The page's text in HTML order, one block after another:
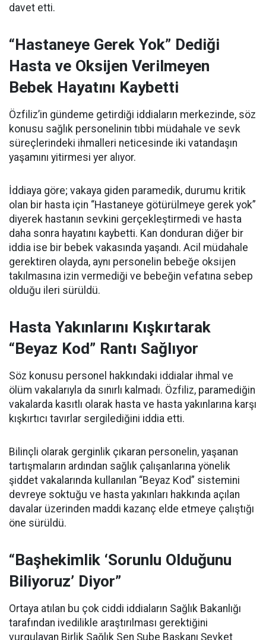
davet etti.
“Hastaneye Gerek Yok” Dediği
Hasta ve Oksijen Verilmeyen
Bebek Hayatını Kaybetti
Özfiliz’in gündeme getirdiği iddiaların merkezinde, söz
konusu sağlık personelinin tıbbi müdahale ve sevk
süreçlerindeki ihmalleri neticesinde iki vatandaşın
yaşamını yitirmesi yer alıyor.
İddiaya göre; vakaya giden paramedik, durumu kritik
olan bir hasta için “Hastaneye götürülmeye gerek yok”
diyerek hastanın sevkini gerçekleştirmedi ve hasta
daha sonra hayatını kaybetti. Kan donduran diğer bir
iddia ise bir bebek vakasında yaşandı. Acil müdahale
gerektiren olayda, aynı personelin bebeğe oksijen
takılmasına izin vermediği ve bebeğin vefatına sebep
olduğu ileri sürüldü.
Hasta Yakınlarını Kışkırtarak
“Beyaz Kod” Rantı Sağlıyor
Söz konusu personel hakkındaki iddialar ihmal ve
ölüm vakalarıyla da sınırlı kalmadı. Özfiliz, paramediğin
vakalarda kasıtlı olarak hasta ve hasta yakınlarına karşı
kışkırtıcı tavırlar sergilediğini iddia etti.
Bilinçli olarak gerginlik çıkaran personelin, yaşanan
tartışmaların ardından sağlık çalışanlarına yönelik
şiddet vakalarında kullanılan “Beyaz Kod” sistemini
devreye soktuğu ve hasta yakınları hakkında açılan
davalar üzerinden maddi kazanç elde etmeye çalıştığı
öne sürüldü.
“Başhekimlik ‘Sorunlu Olduğunu
Biliyoruz’ Diyor”
Ortaya atılan bu çok ciddi iddiaların Sağlık Bakanlığı
tarafından ivedilikle araştırılması gerektiğini
vurgulayan Birlik Sağlık Sen Şube Başkanı Şevket